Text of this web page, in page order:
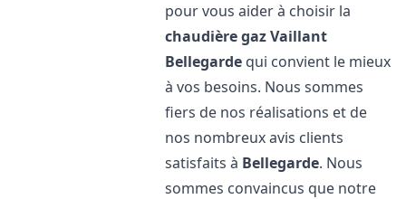
pour vous aider à choisir la
chaudière gaz Vaillant
Bellegarde qui convient le mieux
à vos besoins. Nous sommes
fiers de nos réalisations et de
nos nombreux avis clients
satisfaits à Bellegarde. Nous
sommes convaincus que notre